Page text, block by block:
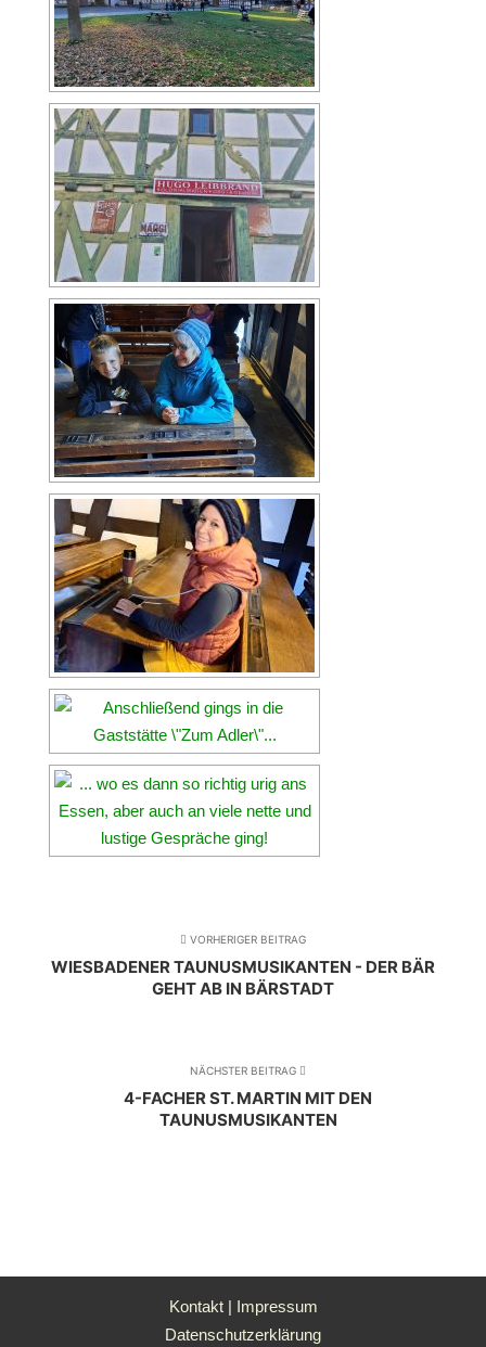
VORHERIGER BEITRAG
WIESBADENER TAUNUSMUSIKANTEN - DER BÄR
GEHT AB IN BÄRSTADT
NÄCHSTER BEITRAG
4-FACHER ST. MARTIN MIT DEN
TAUNUSMUSIKANTEN
Kontakt| Impressum
Datenschutzerklärung